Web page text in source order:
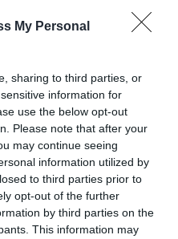
My Personal
sharing to third parties, or
information for
use the below opt-out
Please note that after your
may continue seeing
information utilized by
to third parties prior to
opt-out of the further
by third parties on the
This information may